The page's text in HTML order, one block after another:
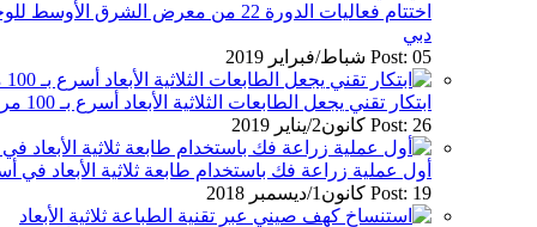
اختتام فعاليات الدورة 22 من معرض
دبي
Post: 05 شباط/فبراير 2019
ابتكار تقني يجعل الطابعات الثلاثية الأبعاد أسرع بـ 100 مرة من مثيلاتها التقليدية
Post: 26 كانون2/يناير 2019
أول عملية زراعة فك باستخدام طابعة ثلاثية الأبعاد في
Post: 19 كانون1/ديسمبر 2018